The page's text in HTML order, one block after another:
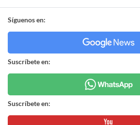
Síguenos en:
Suscríbete en:
Suscríbete en: